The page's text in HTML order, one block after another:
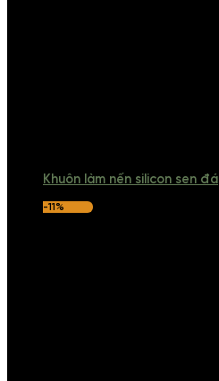
Khuôn làm nến silicon sen đá
-11%